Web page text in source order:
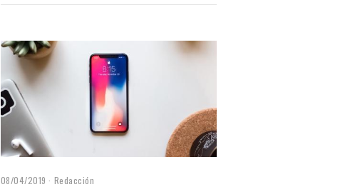
08/04/2019 Redacción